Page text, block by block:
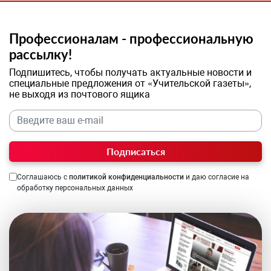
Профессионалам - профессиональную
рассылку!
Подпишитесь, чтобы получать актуальные новости и
специальные предложения от «Учительской газеты»,
не выходя из почтового ящика
Подписаться
Соглашаюсь с политикой конфиденциальности и даю согласие на
обработку персональных данных